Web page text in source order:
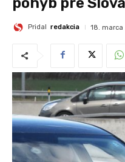
Pridal redakcia 18. marca